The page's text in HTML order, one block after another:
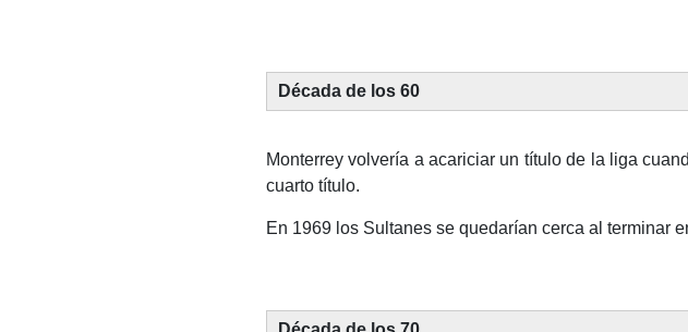
Década de los 60
Monterrey volvería a acariciar un título de la liga
cuarto título.
En 1969 los Sultanes se quedarían cerca al terminar